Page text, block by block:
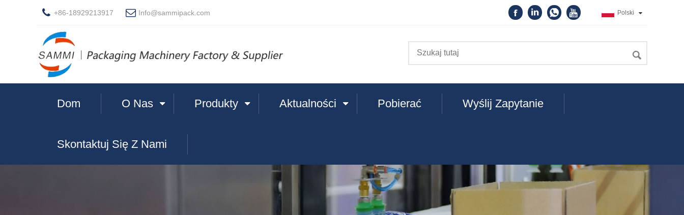
+86-18929213917 Info@sammipack.com Polski
Dom O Nas Produkty Aktualności Pobierać Wyślij Zapytanie
Skontaktuj Się Z Nami